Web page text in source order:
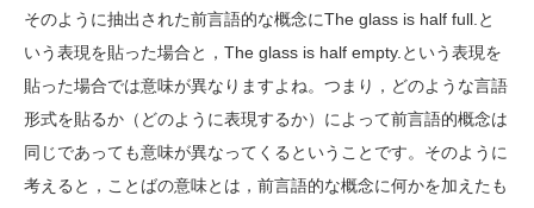
そのように抽出された前言語的な概念にThe glass is half full.と
いう表現を貼った場合と，The glass is half empty.という表現を
貼った場合では意味が異なりますよね。つまり，どのような言語
形式を貼るか（どのように表現するか）によって前言語的概念は
同じであっても意味が異なってくるということです。そのように
考えると，ことばの意味とは，前言語的な概念に何かを加えたも